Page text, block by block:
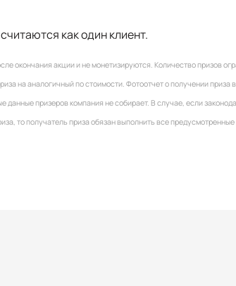
как один клиент.
окончания акции и не монетизируются. Количество призов
на аналогичный по стоимости. Фотоотчет о получении приза
призеров компания не собирает. В случае, если
то получатель приза обязан выполнить все